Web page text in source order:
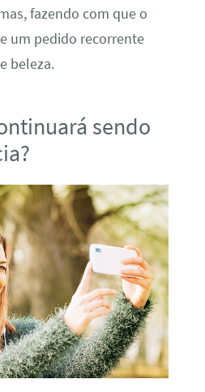
fazendo com que o
um pedido recorrente
beleza.
sendo